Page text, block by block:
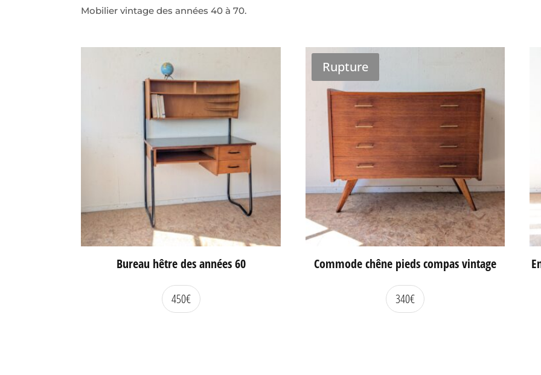
Mobilier vintage des années 40 à 70.
Bureau hêtre des années 60
450€
Rupture
Commode chêne pieds compas vintage
340€